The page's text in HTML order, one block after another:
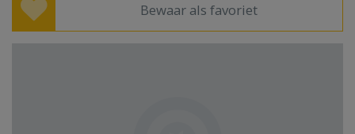
Bewaar als favoriet